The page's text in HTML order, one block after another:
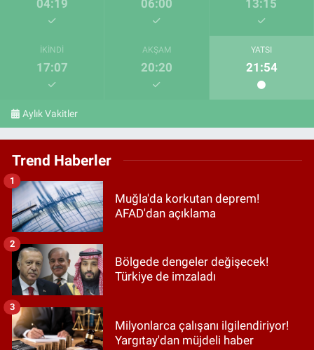
04:19 06:00 13:15
İKINDI
17:07
AKŞAM
20:20
YATSI
21:54
Aylık Vakitler
Trend Haberler
Muğla'da korkutan deprem!
AFAD'dan açıklama
1
Bölgede dengeler değişecek!
Türkiye de imzaladı
2
Milyonlarca çalışanı ilgilendiriyor!
Yargıtay'dan müjdeli haber
3